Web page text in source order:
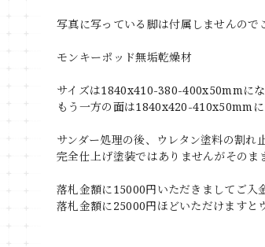
写真に写っている脚は付属しませんので
モンキーポッド無垢乾燥材
サイズは1840x410-380-400x50mmにな
もう一方の面は1840x420-410x50mmに
サンダー処理の後、ウレタン塗料の割れ
完全仕上げ塗装ではありませんがそのま
落札金額に15000円いただきましてご入
落札金額に25000円ほどいただけますと